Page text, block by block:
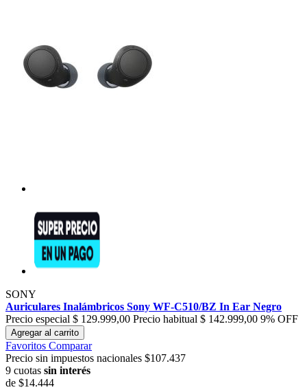
SONY
Auriculares Inalámbricos Sony WF-C510/BZ In Ear Negro
Precio especial $ 129.999,00 Precio habitual $ 142.999,00 9% OFF
Agregar al carrito
Favoritos Comparar
Precio sin impuestos nacionales $107.437
9 cuotas sin interés
de $14.444